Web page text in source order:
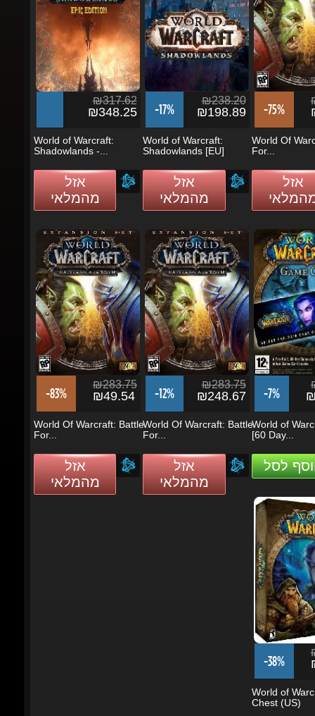
₪317.62
₪348.25
מהמלאי
-17%
₪238.20
₪198.89
מהמלאי
-75%
מהמלאי
-83%
₪283.75
₪49.54
World Of Warcraft: Battle
For...
מהמלאי
-12%
₪283.75
₪248.67
World Of Warcraft: Battle
For...
מהמלאי
-7%
World of
[60 Day...
לסל
-38%
World of
אזל